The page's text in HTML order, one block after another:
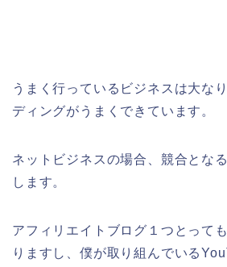
うまく行っているビジネスは大な
ディングがうまくできています。
ネットビジネスの場合、競合とな
します。
アフィリエイトブログ１つとって
りますし、僕が取り組んでいる